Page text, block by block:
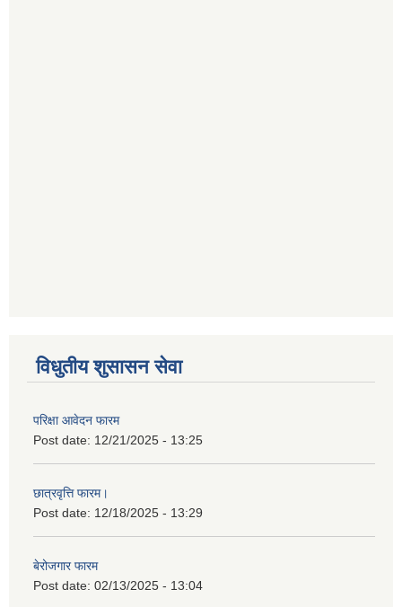
विधुतीय शुसासन सेवा
परिक्षा आवेदन फारम
Post date: 12/21/2025 - 13:25
छात्रवृत्ति फारम।
Post date: 12/18/2025 - 13:29
बेरोजगार फारम
Post date: 02/13/2025 - 13:04